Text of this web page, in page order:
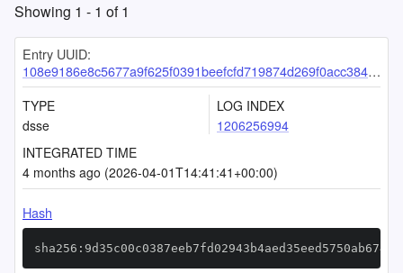
Showing 1 - 1 of1
Entry UUID:
108e9186e8c5677a9f625f0391beefcfd719874d269f0acc384c527d7160afa948c368c3e4f2cf54
TYPE
dsse
LOG INDEX
1206256994
INTEGRATED TIME
4 months ago (2026-04-01T14:41:41+00:00)
Hash